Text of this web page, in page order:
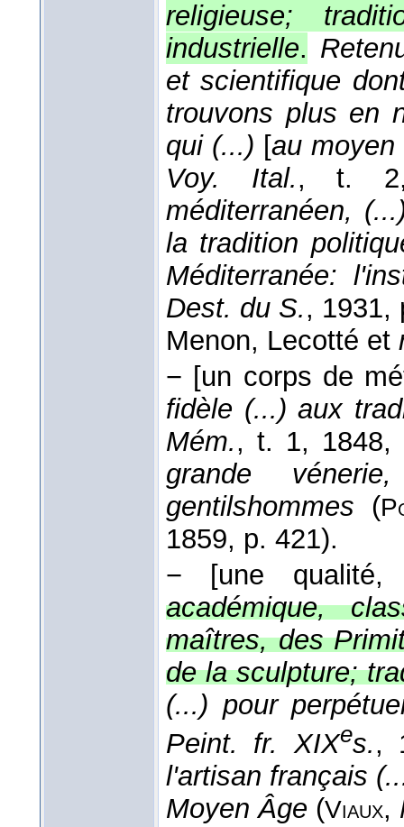
religieuse;
industrielle.
et scientifique
trouvons plus en
qui (...) [au moyen
Voy. Ital., t. 2
méditerranéen,
la tradition
Méditerranée:
Dest. du S., 1931,
Menon, Lecotté et
− [un corps de
fidèle (...) aux
Mém., t. 1, 1848,
grande
gentilshommes (
1859, p. 421).
−
[une
académique,
maîtres, des
de la sculpture;
(...) pour
Peint. fr. XIXes.,
l'artisan français
Moyen Âge (Viaux,